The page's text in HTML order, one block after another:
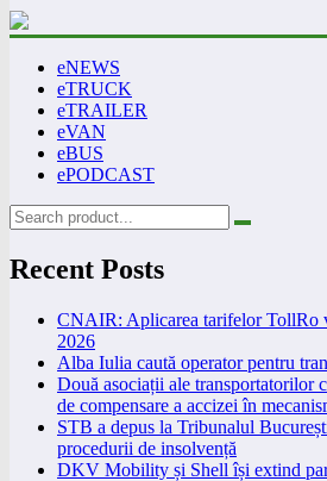
eNEWS
eTRUCK
eTRAILER
eVAN
eBUS
ePODCAST
Recent Posts
CNAIR: Aplicarea tarifelor TollRo
2026
Alba Iulia caută operator pentru
Două asociații ale transportatorilor
de compensare a accizei în
STB a depus la Tribunalul
procedurii de insolvență
DKV Mobility și Shell își extind